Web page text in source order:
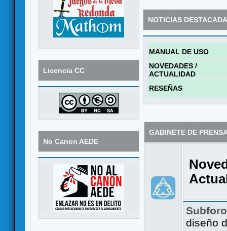
Licencia CC
No Canon AEDE
NOTICIAS
MANUAL DE USO
NOVEDADES /
ACTUALIDAD
RESEÑAS
GABINETE DE
diseño